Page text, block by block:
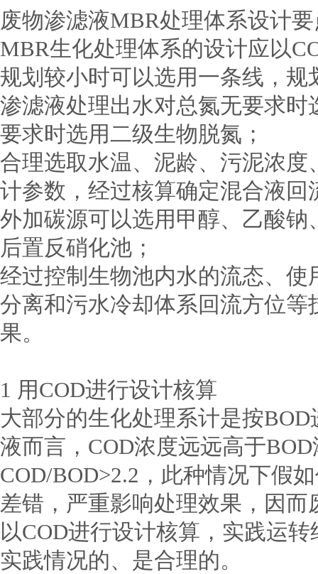
废物渗滤液MBR处理体系设计
MBR生化处理体系的设计应以
规划较小时可以选用一条线，
渗滤液处理出水对总氮无要求
要求时选用二级生物脱氮；
合理选取水温、泥龄、污泥浓
计参数，经过核算确定混合液回
外加碳源可以选用甲醇、乙酸
后置反硝化池；
经过控制生物池内水的流态、
分离和污水冷却体系回流方位
果。
1 用COD进行设计核算
大部分的生化处理系计是按
液而言，COD浓度远远高于
COD/BOD>2.2，此种情况下假
差错，严重影响处理效果，因
以COD进行设计核算，实践运
实践情况的、是合理的。